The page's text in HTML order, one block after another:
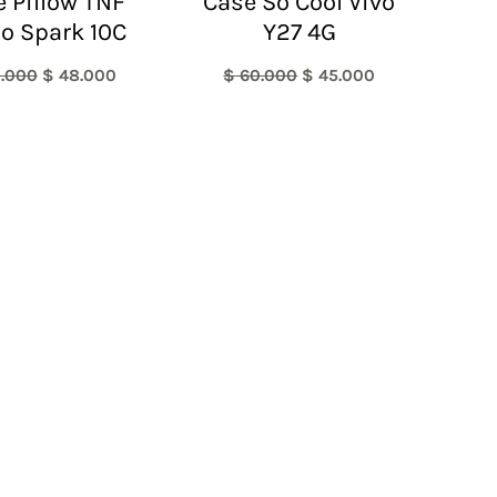
Spark 10C
$ 48.000
Y27 4G
$60.000 $ 45.000